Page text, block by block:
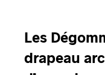
Les
drapeau